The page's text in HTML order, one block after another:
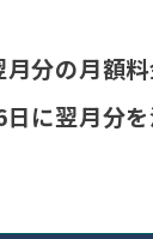
分の月額
に翌月分